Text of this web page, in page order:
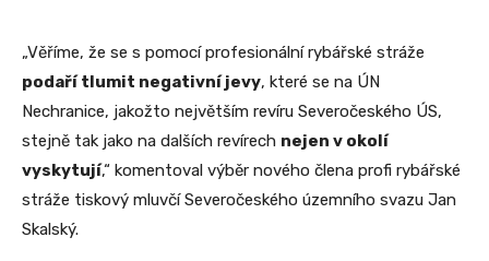
„Věříme, že se s pomocí profesionální rybářské stráže
podaří tlumit negativní jevy, které se na ÚN
Nechranice, jakožto největším revíru Severočeského ÚS,
stejně tak jako na dalších revírech nejen v okolí
vyskytují,“ komentoval výběr nového člena profi rybářské
stráže tiskový mluvčí Severočeského územního svazu Jan
Skalský.